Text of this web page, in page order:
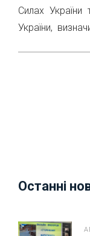
Силах України
України,
Останні